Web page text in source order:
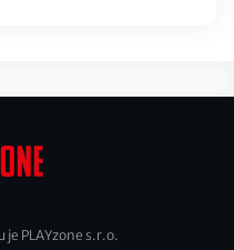
PLAYzone s.r.o.